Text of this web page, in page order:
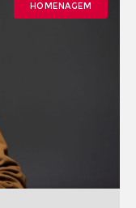
HOMENAGEM